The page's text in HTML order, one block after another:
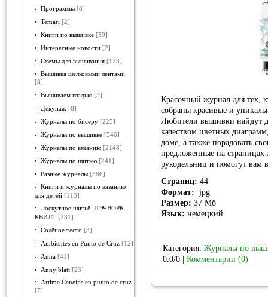
Программы [8]
Temari [2]
Книги по вышивке [59]
Интересные новости [2]
Схемы для вышивания [123]
Вышивка шелковыми лентами
[8]
Вышиваем гладью [3]
Декупаж [8]
Журналы по бисеру [225]
Журналы по вышивке [546]
Журналы по вязанию [2148]
Журналы по шитью [241]
Разные журналы [386]
Книги и журналы по вязанию
для детей [113]
Лоскутное шитьё. ПЭЧВОРК.
КВИЛТ [231]
Солёное тесто [3]
Ambientes en Punto de Cruz [12]
Anna [41]
Anny blatt [23]
Artime Cenefas en punto de cruz
[7]
Красочный журнал для тех,
собраны красивые и
Любители вышивки найдут
качеством цветных
доме, а также порадовать
предложенные на страницах
рукодельниц и помогут вам
Страниц: 44
Формат: jpg
Размер: 37 Мб
Язык: немецкий
Категория: Журналы по
0.0/0 | Комментарии (0)